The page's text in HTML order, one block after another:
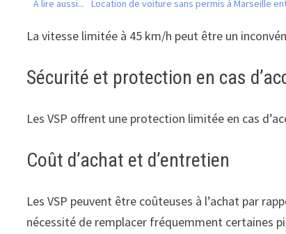
A lire aussi... Location de voiture sans permis à Marseille
La vitesse limitée à 45 km/h peut être un
Sécurité et protection en cas
Les VSP offrent une protection limitée en cas
Coût d’achat et d’entretien
Les VSP peuvent être coûteuses à l’achat par
nécessité de remplacer fréquemment certaines